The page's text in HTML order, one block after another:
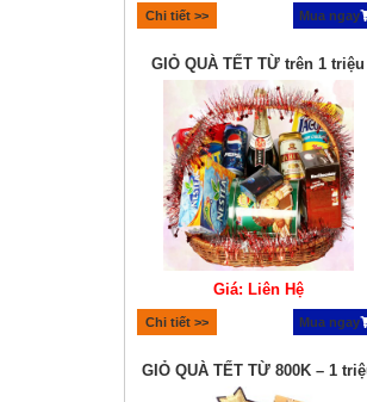
Giá: Liên Hệ
Chi tiết >> Mua ngay
GIỎ QUÀ TẾT TỪ 800K – 1 triệu